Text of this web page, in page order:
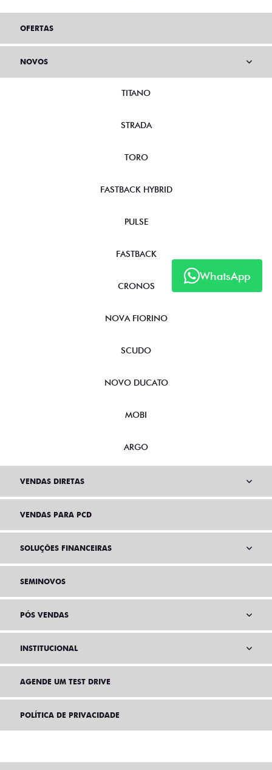
WhatsApp
OFERTAS
NOVOS
TITANO
STRADA
TORO
FASTBACK HYBRID
PULSE
FASTBACK
CRONOS
NOVA FIORINO
SCUDO
NOVO DUCATO
MOBI
ARGO
VENDAS DIRETAS
VENDAS PARA PCD
SOLUÇÕES FINANCEIRAS
SEMINOVOS
PÓS VENDAS
INSTITUCIONAL
AGENDE UM TEST DRIVE
POLÍTICA DE PRIVACIDADE